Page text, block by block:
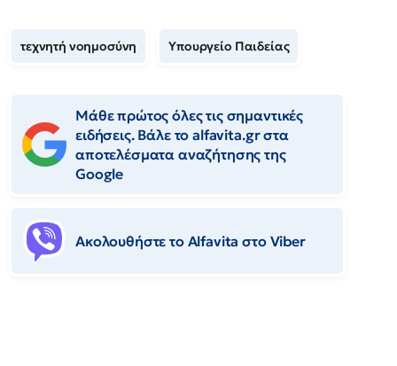
τεχνητή νοημοσύνη Υπουργείο Παιδείας
Μάθε πρώτος όλες τις σημαντικές
ειδήσεις. Βάλε το alfavita.gr στα
αποτελέσματα αναζήτησης της
Google
Ακολουθήστε το Αlfavita στο Viber